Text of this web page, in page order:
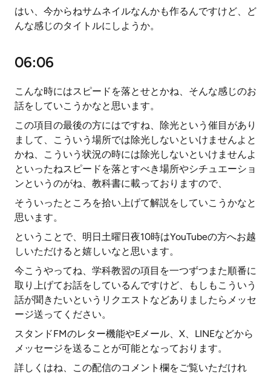
はい、今からねサムネイルなんかも作るんですけど、ど
んな感じのタイトルにしようか。
06:06
こんな時にはスピードを落とせとかね、そんな感じのお
話をしていこうかなと思います。
この項目の最後の方にはですね、除光という催目があり
まして、こういう場所では除光しないといけませんよと
かね、こういう状況の時には除光しないといけませんよ
といったねスピードを落とすべき場所やシチュエーショ
ンというのがね、教科書に載っておりますので、
そういったところを拾い上げて解説をしていこうかなと
思います。
ということで、明日土曜日夜10時はYouTubeの方へお越
しいただけると嬉しいなと思います。
今こうやってね、学科教習の項目を一つずつまた順番に
取り上げてお話をしているんですけど、もしもこういう
話が聞きたいというリクエストなどありましたらメッセ
ージ送ってください。
スタンドFMのレター機能やEメール、X、LINEなどから
メッセージを送ることが可能となっております。
詳しくはね、この配信のコメント欄をご覧いただけれ